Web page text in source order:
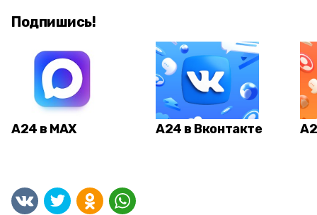
Подпишись!
А24 в MAX А24 в Вконтакте